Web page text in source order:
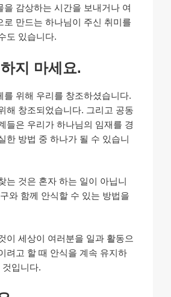
을 감상하는 시간을 보내거나 여
로 만드는 하나님이 주신 취미를
도 있습니다.
지 마세요.
를 위해 우리를 창조하셨습니다.
해 창조되었습니다. 그리고 공동
들은 우리가 하나님의 임재를 경
한 방법 중 하나가 될 수 있습니
는 것은 혼자 하는 일이 아닙니
와 함께 안식할 수 있는 방법을
이 세상이 여러분을 일과 활동으
려고 할 때 안식을 계속 유지하
입니다.